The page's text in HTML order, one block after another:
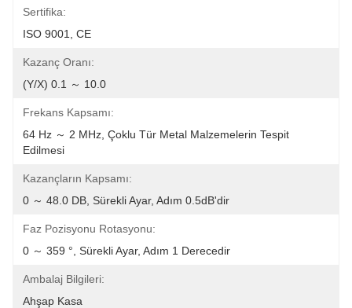
Sertifika:
ISO 9001, CE
Kazanç Oranı:
(Y/X) 0.1 ～ 10.0
Frekans Kapsamı:
64 Hz ～ 2 MHz, Çoklu Tür Metal Malzemelerin Tespit
Edilmesi
Kazançların Kapsamı:
0 ～ 48.0 DB, Sürekli Ayar, Adım 0.5dB'dir
Faz Pozisyonu Rotasyonu:
0 ～ 359 °, Sürekli Ayar, Adım 1 Derecedir
Ambalaj Bilgileri:
Ahşap Kasa